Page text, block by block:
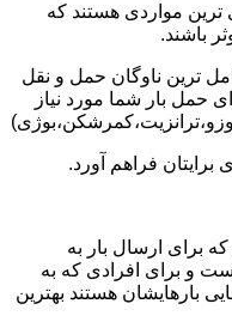
ترین مواردی هستند که
باشند.
ترین ناوگان حمل و نقل
حمل بار شما مورد نیاز
برایتان فراهم آورد.
برای ارسال بار به
و برای افرادی که به
بارهایشان هستند بهترین